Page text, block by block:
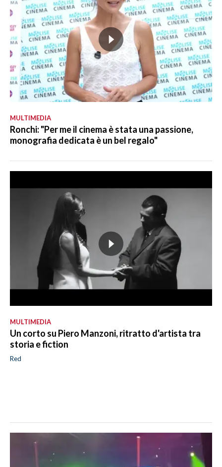
MULTIMEDIA
Ronchi: "Per me il cinema è stata una passione,
monografia dedicata è un bel regalo"
MULTIMEDIA
Un corto su Piero Manzoni, ritratto d'artista tra
storia e fiction
Red